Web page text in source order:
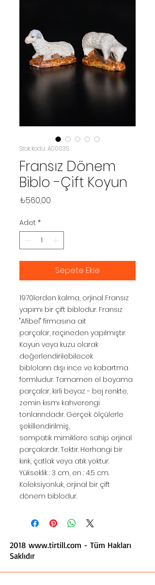
Stok kodu: A00035
Fransız Dönem
Biblo -Çift Koyun
₺560,00
Adet *
Sepete Ekle
1970lerden kalma, orjinal Fransız
yapımı bir çift biblodur. Fransız
"Afibel" firmasına ait
parçalar, reçineden yapılmıştır.
Koyun veya kuzu olarak
değerlendirilebilecek
bibloların dışı ince ve kabartma
formludur. Tamamen el boyama
parçalar, kirli beyaz - bej renkte,
zemin kısmı kahverengi
tonlarındadır. Gerçek ölçülerle
şekillendirilmiş,
sempatik mimiklere sahip orjinal
parçalardır. Tektir. Herhangi bir
kırık, çatlak veya atık yoktur.
Yükseklik : 3 cm, en : 4.5 cm.
Koleksiyonluk, orjinal bir çift
dönem biblodur.
2018 www.tirtill.com - Tüm Hakları
Saklıdır